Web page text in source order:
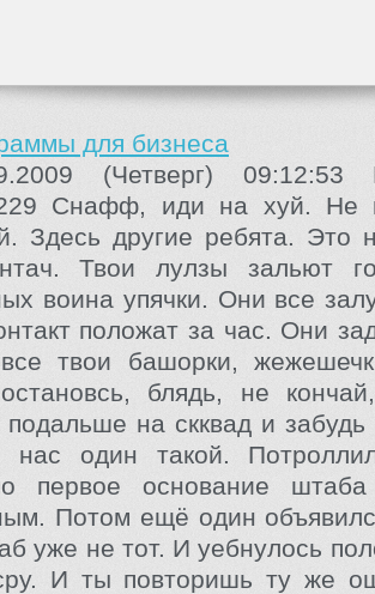
для бизнеса
(Четверг)
Снафф, иди на хуй. Не
Здесь другие ребята. Это
Твои лулзы зальют
воина упячки. Они все
положат за час. Они
твои башорки,
блядь, не
подальше на скквад и
один такой.
первое основание
Потом ещё один
уже не тот. И уебнулось
И ты повторишь ту же